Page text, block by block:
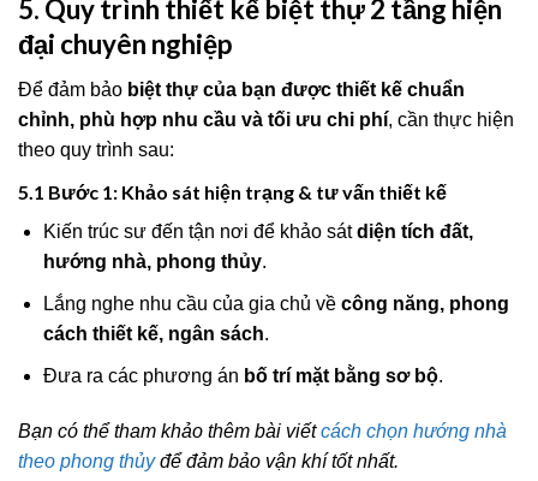
5. Quy trình thiết kế biệt thự 2 tầng hiện
đại chuyên nghiệp
Để đảm bảo biệt thự của bạn được thiết kế chuẩn
chỉnh, phù hợp nhu cầu và tối ưu chi phí, cần thực hiện
theo quy trình sau:
5.1 Bước 1: Khảo sát hiện trạng & tư vấn thiết kế
Kiến trúc sư đến tận nơi để khảo sátdiện tích đất,
hướng nhà, phong thủy.
Lắng nghe nhu cầu của gia chủ về công năng, phong
cách thiết kế, ngân sách.
Đưa ra các phương án bố trí mặt bằng sơ bộ.
Bạn có thể tham khảo thêm bài viếtcách chọn hướng nhà
theo phong thủyđể đảm bảo vận khí tốt nhất.